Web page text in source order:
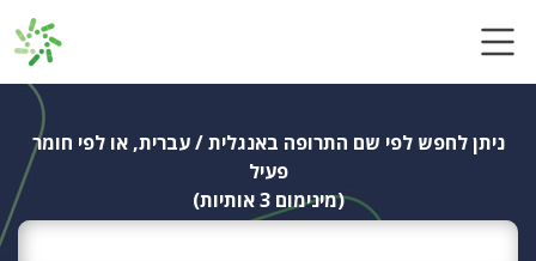
ניתן לחפש לפי שם התרופה באנגלית / עברית, או לפי חומר
פעיל
(מינימום 3 אותיות)